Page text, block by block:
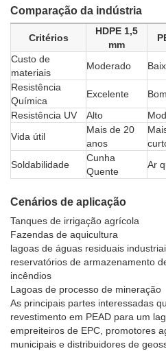
Comparação da indústria
Critérios
HDPE 1,5
mm
Custo de
materiais
Moderado
Resistência
Química
Excelente Bom
Resistência UV
Alto
Vida útil
Mais de 20
anos
Soldabilidade
Cunha
Quente
Ar
Cenários de aplicação
Tanques de irrigação agrícola
Fazendas de aquicultura
lagoas de águas residuais
reservatórios de armazenamento
incêndios
Lagoas de processo de mineração
As principais partes interessadas
revestimento em PEAD para um
empreiteiros de EPC, promotores
municipais e distribuidores de